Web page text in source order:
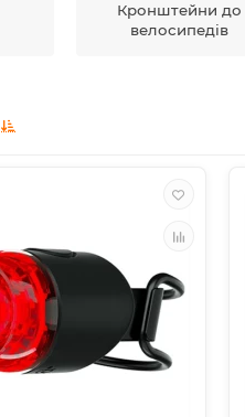
Кронштейни до
велосипедів